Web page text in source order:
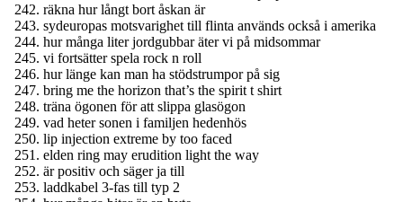
räkna hur långt bort åskan är
sydeuropas motsvarighet till flinta används också i amerika
hur många liter jordgubbar äter vi på midsommar
vi fortsätter spela rock n roll
hur länge kan man ha stödstrumpor på sig
bring me the horizon that’s the spirit t shirt
träna ögonen för att slippa glasögon
vad heter sonen i familjen hedenhös
lip injection extreme by too faced
elden ring may erudition light the way
är positiv och säger ja till
laddkabel 3-fas till typ 2